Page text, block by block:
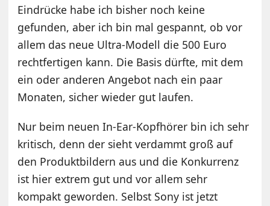
Eindrücke habe ich bisher noch keine
gefunden, aber ich bin mal gespannt, ob vor
allem das neue Ultra-Modell die 500 Euro
rechtfertigen kann. Die Basis dürfte, mit dem
ein oder anderen Angebot nach ein paar
Monaten, sicher wieder gut laufen.
Nur beim neuen In-Ear-Kopfhörer bin ich sehr
kritisch, denn der sieht verdammt groß auf
den Produktbildern aus und die Konkurrenz
ist hier extrem gut und vor allem sehr
kompakt geworden. Selbst Sony ist jetzt